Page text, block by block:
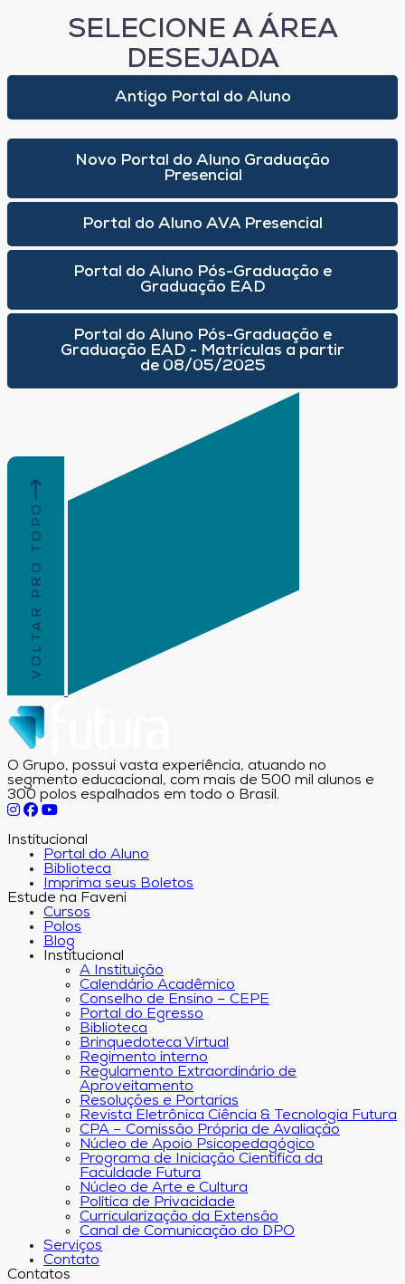
SELECIONE A ÁREA
DESEJADA
Antigo Portal do Aluno
Novo Portal do Aluno Graduação
Presencial
Portal do Aluno AVA Presencial
Portal do Aluno Pós-Graduação e
Graduação EAD
Portal do Aluno Pós-Graduação e
Graduação EAD - Matrículas a partir
de 08/05/2025
VOLTAR PRO TOPO
O Grupo, possui vasta experiência, atuando no
segmento educacional, com mais de 500 mil alunos e
300 polos espalhados em todo o Brasil.
Institucional
Portal do Aluno
Biblioteca
Imprima seus Boletos
Estude na Faveni
Cursos
Polos
Blog
Institucional
A Instituição
Calendário Acadêmico
Conselho de Ensino – CEPE
Portal do Egresso
Biblioteca
Brinquedoteca Virtual
Regimento interno
Regulamento Extraordinário de
Aproveitamento
Resoluções e Portarias
Revista Eletrônica Ciência & Tecnologia Futura
CPA – Comissão Própria de Avaliação
Núcleo de Apoio Psicopedagógico
Programa de Iniciação Científica da
Faculdade Futura
Núcleo de Arte e Cultura
Política de Privacidade
Curricularização da Extensão
Canal de Comunicação do DPO
Serviços
Contato
Contatos